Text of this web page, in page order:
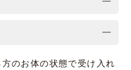
のお体の状態で受け入れ